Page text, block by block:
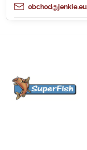
obchod@jenkie.eu